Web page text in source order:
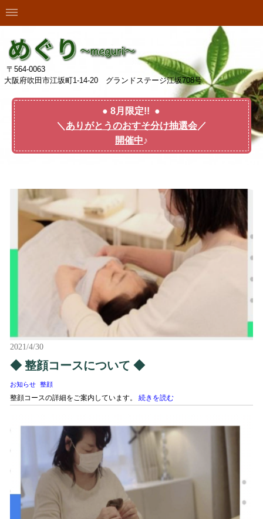
〒564-0063
大阪府吹田市江坂町1-14-20 グランドステージ江坂708号
● 8月限定!! ●
＼ ありがとうのおすそ分け抽選会／
開催中♪
2021/4/30
◆ 整顔コースについて ◆
お知らせ 整顔
整顔コースの詳細をご案内しています。 続きを読む